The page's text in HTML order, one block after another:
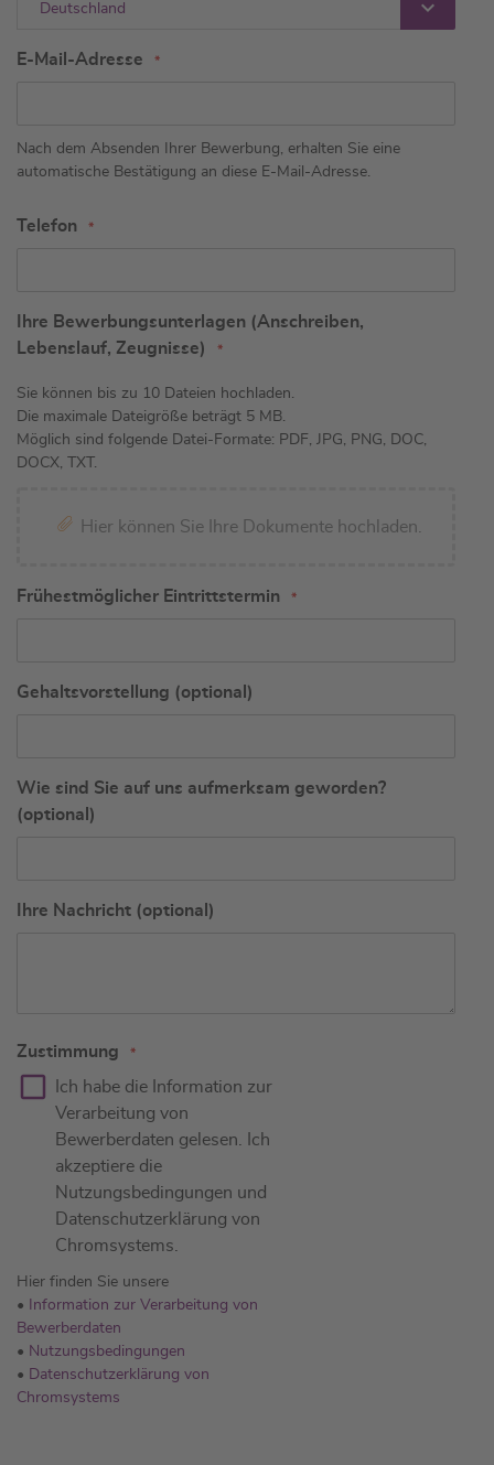
Deutschland
E-Mail-Adresse
Nach dem Absenden Ihrer Bewerbung, erhalten Sie eine
automatische Bestätigung an diese E-Mail-Adresse.
Telefon
Ihre Bewerbungsunterlagen (Anschreiben,
Lebenslauf, Zeugnisse)
Sie können bis zu 10 Dateien hochladen.
Die maximale Dateigröße beträgt 5 MB.
Möglich sind folgende Datei-Formate: PDF, JPG, PNG, DOC,
DOCX, TXT.
Hier können Sie Ihre Dokumente hochladen.
Frühestmöglicher Eintrittstermin
Gehaltsvorstellung (optional)
Wie sind Sie auf uns aufmerksam geworden?
(optional)
Ihre Nachricht (optional)
Zustimmung
Ich habe die Information zur
Verarbeitung von
Bewerberdaten gelesen. Ich
akzeptiere die
Nutzungsbedingungen und
Datenschutzerklärung von
Chromsystems.
Hier finden Sie unsere
•
Information zur Verarbeitung von
Bewerberdaten
• Nutzungsbedingungen
• Datenschutzerklärung von
Chromsystems